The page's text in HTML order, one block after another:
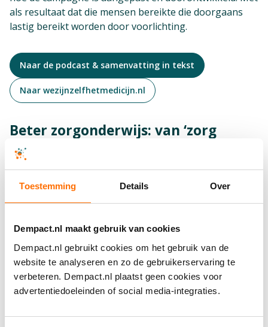
Toestemming Details Over
Dempact.nl maakt gebruik van cookies
Dempact.nl gebruikt cookies om het gebruik van de
website te analyseren en zo de gebruikerservaring te
verbeteren. Dempact.nl plaatst geen cookies voor
advertentiedoeleinden of social media-integraties.
als resultaat dat die mensen bereikte die doorgaans
lastig bereikt worden door voorlichting.
Naar de podcast & samenvatting in tekst
Naar wezijnzelfhetmedicijn.nl
Beter zorgonderwijs: van ‘zorg
afleveren’ naar ‘mensen
ondersteunen’
Hoe bereiden we (toekomstige) professionals écht
goed voor op het werken met mensen met dementie?
antwoorden op.
Tijdens het eerste deel van deze sessie deelde dr.
Simone de Bruin, lector bij hogeschool Windesheim,
inzichten uit de projecten waar zij bij betrokken is
binnen de consortiaSPREAD+ en ENABLE-DEM